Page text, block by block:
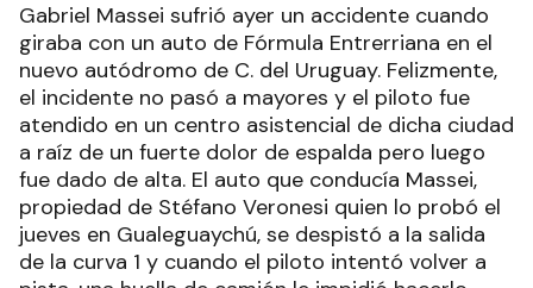
Gabriel Massei sufrió ayer un accidente cuando
giraba con un auto de Fórmula Entrerriana en el
nuevo autódromo de C. del Uruguay. Felizmente,
el incidente no pasó a mayores y el piloto fue
atendido en un centro asistencial de dicha ciudad
a raíz de un fuerte dolor de espalda pero luego
fue dado de alta. El auto que conducía Massei,
propiedad de Stéfano Veronesi quien lo probó el
jueves en Gualeguaychú, se despistó a la salida
de la curva 1 y cuando el piloto intentó volver a